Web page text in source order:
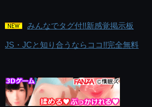
みんなでタグ付!!新感覚掲示板
JS・JCと知り合うならココ!!完全無料